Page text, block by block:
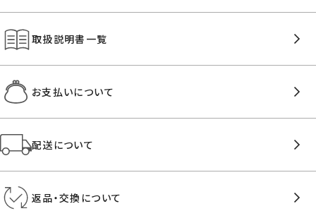
取扱説明書一覧
お支払いについて
配送について
返品・交換について